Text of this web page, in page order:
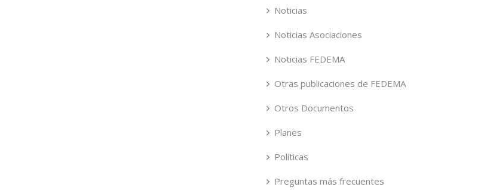
Noticias
Noticias Asociaciones
Noticias FEDEMA
Otras publicaciones de FEDEMA
Otros Documentos
Planes
Políticas
Preguntas más frecuentes